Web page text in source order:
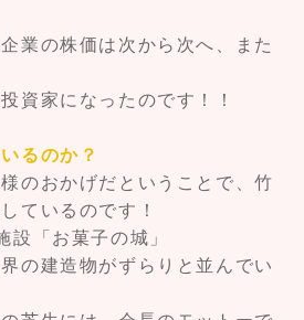
業の株価は次から次へ、また
資家になったのです！！
るのか？
のおかげだということで、竹
ているのです！
設「お菓子の城」
の建造物がずらりと並んでい